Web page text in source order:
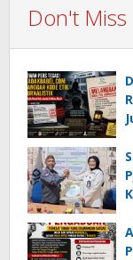
Don't Miss